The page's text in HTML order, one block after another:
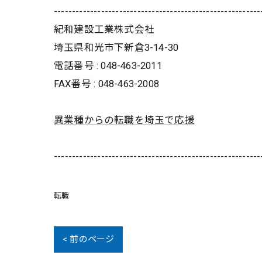
紀和建設工業株式会社
埼玉県和光市下新倉3-14-30
電話番号 : 048-463-2011
FAX番号 : 048-463-2008
異業種からの転職を埼玉で応援
転職
< 前のページ